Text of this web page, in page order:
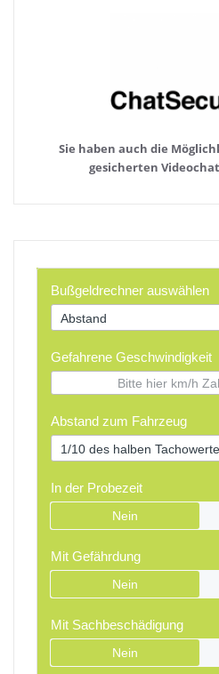
Sie haben auch die
gesicherten